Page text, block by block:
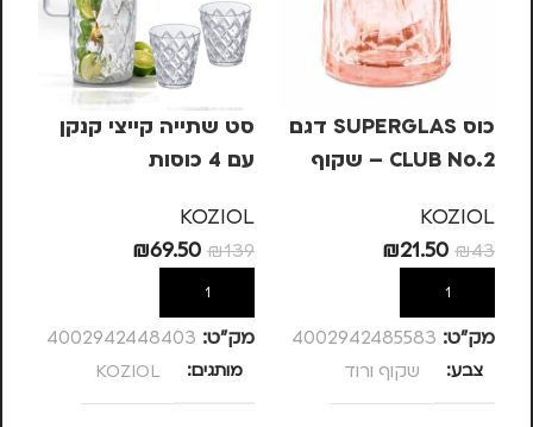
כוס SUPERGLAS דגם
CLUB No.2 – שקוף
KOZIOL
₪43
₪21.50
הוספה לסל
מק”ט: 4002942485583
צבע שקוף ורוד
סט שתייה קייצי קנקן
עם 4 כוסות
KOZIOL
₪139
₪69.50
הוספה לסל
מק”ט: 4002942448403
מותגים KOZIOL